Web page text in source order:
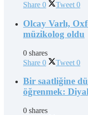
Share 0 Tweet 0
Olcay Varlı,
müzikolog oldu
0 shares
Share 0 Tweet 0
Bir saatliğine
öğrenmek:
0 shares